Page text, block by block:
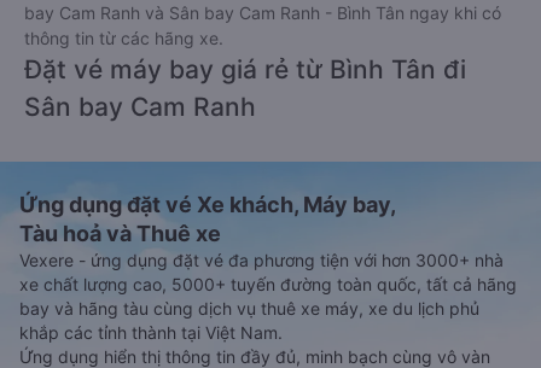
bay Cam Ranh và Sân bay Cam Ranh - Bình Tân ngay khi có
thông tin từ các hãng xe.
Đặt vé máy bay giá rẻ từ Bình Tân đi
Sân bay Cam Ranh
Ứng dụng đặt vé Xe khách, Máy bay,
Tàu hoả và Thuê xe
Vexere - ứng dụng đặt vé đa phương tiện với hơn 3000+ nhà
xe chất lượng cao, 5000+ tuyến đường toàn quốc, tất cả hãng
bay và hãng tàu cùng dịch vụ thuê xe máy, xe du lịch phủ
khắp các tỉnh thành tại Việt Nam.
Ứng dụng hiển thị thông tin đầy đủ, minh bạch cùng vô vàn